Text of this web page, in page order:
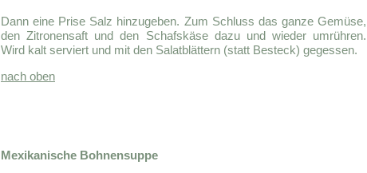
Dann eine Prise Salz hinzugeben. Zum Schluss das ganze Gemüse,
den Zitronensaft und den Schafskäse dazu und wieder umrühren.
Wird kalt serviert und mit den Salatblättern (statt Besteck) gegessen.
nach oben
Mexikanische Bohnensuppe